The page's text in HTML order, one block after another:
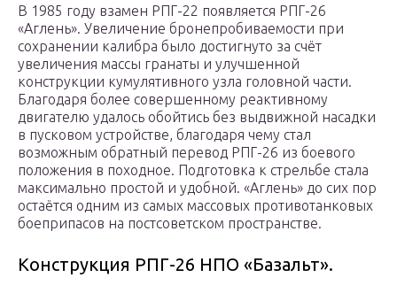
В 1985 году взамен РПГ-22 появляется РПГ-26
«Аглень». Увеличение бронепробиваемости при
сохранении калибра было достигнуто за счёт
увеличения массы гранаты и улучшенной
конструкции кумулятивного узла головной части.
Благодаря более совершенному реактивному
двигателю удалось обойтись без выдвижной насадки
в пусковом устройстве, благодаря чему стал
возможным обратный перевод РПГ-26 из боевого
положения в походное. Подготовка к стрельбе стала
максимально простой и удобной. «Аглень» до сих пор
остаётся одним из самых массовых противотанковых
боеприпасов на постсоветском пространстве.
Конструкция РПГ-26 НПО «Базальт».